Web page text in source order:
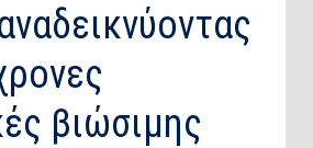
βιώσιμης